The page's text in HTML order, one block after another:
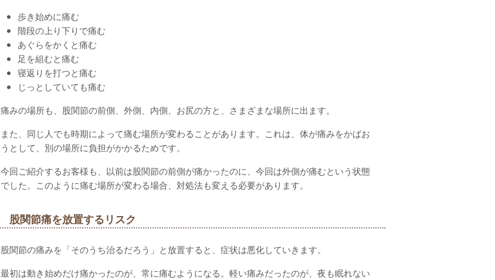
歩き始めに痛む
階段の上り下りで痛む
あぐらをかくと痛む
足を組むと痛む
寝返りを打つと痛む
じっとしていても痛む
痛みの場所も、股関節の前側、外側、内側、お尻の方と、さまざまな場所に出ます。
また、同じ人でも時期によって痛む場所が変わることがあります。これは、体が痛みをかばお
うとして、別の場所に負担がかかるためです。
今回ご紹介するお客様も、以前は股関節の前側が痛かったのに、今回は外側が痛むという状態
でした。このように痛む場所が変わる場合、対処法も変える必要があります。
股関節痛を放置するリスク
股関節の痛みを「そのうち治るだろう」と放置すると、症状は悪化していきます。
最初は動き始めだけ痛かったのが、常に痛むようになる。軽い痛みだったのが、夜も眠れない